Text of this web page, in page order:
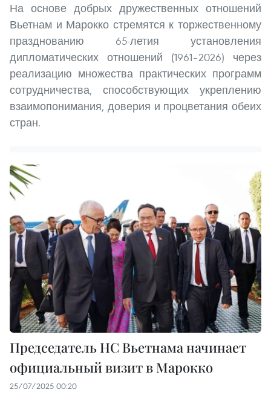
На основе добрых дружественных отношений
Вьетнам и Марокко стремятся к торжественному
празднованию 65-летия установления
дипломатических отношений (1961–2026) через
реализацию множества практических программ
сотрудничества, способствующих укреплению
взаимопонимания, доверия и процветания обеих
стран.
Председатель НС Вьетнама начинает
официальный визит в Марокко
25/07/2025 00:20